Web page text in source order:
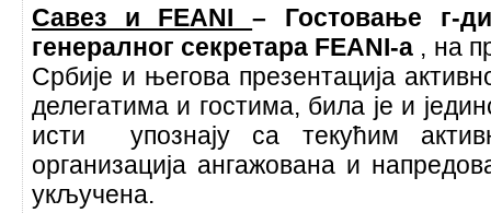
Савез и FEANI– Гостовање г-
генералног секретара FEANI-а , на
Србије и његова презентација
делегатима и гостима, била је и
исти упознају са текућим
организација ангажована и
укључена.